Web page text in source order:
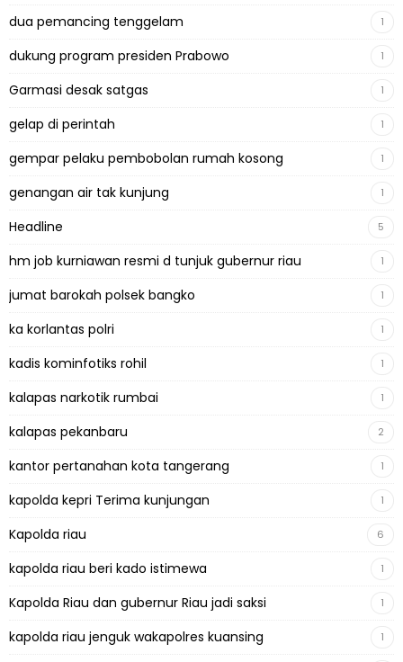
dua pemancing tenggelam 1
dukung program presiden Prabowo 1
Garmasi desak satgas 1
gelap di perintah 1
gempar pelaku pembobolan rumah kosong 1
genangan air tak kunjung 1
Headline 5
hm job kurniawan resmi d tunjuk gubernur riau 1
jumat barokah polsek bangko 1
ka korlantas polri 1
kadis kominfotiks rohil 1
kalapas narkotik rumbai 1
kalapas pekanbaru 2
kantor pertanahan kota tangerang 1
kapolda kepri Terima kunjungan 1
Kapolda riau 6
kapolda riau beri kado istimewa 1
Kapolda Riau dan gubernur Riau jadi saksi 1
kapolda riau jenguk wakapolres kuansing 1